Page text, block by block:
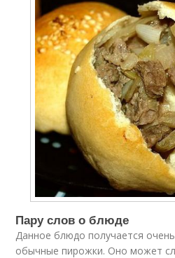
Пару слов о блюде
Данное блюдо получается
обычные пирожки. Оно может